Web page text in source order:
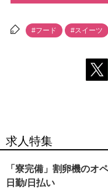
#フード #スイーツ
求人特集
「寮完備」割卵機のオ
日勤/日払い